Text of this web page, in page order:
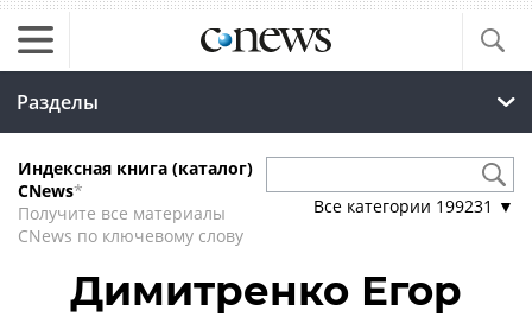
Разделы
Индексная книга (каталог)
CNews*
Получите все материалы
CNews по ключевому слову
Все категории 199231 ▼
Димитренко Егор